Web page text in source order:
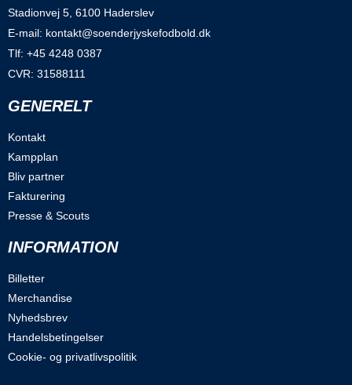
Stadionvej 5, 6100 Haderslev
E-mail: kontakt@soenderjyskefodbold.dk
Tlf: +45 4248 0387
CVR: 31588111
GENERELT
Kontakt
Kampplan
Bliv partner
Fakturering
Presse & Scouts
INFORMATION
Billetter
Merchandise
Nyhedsbrev
Handelsbetingelser
Cookie- og privatlivspolitik